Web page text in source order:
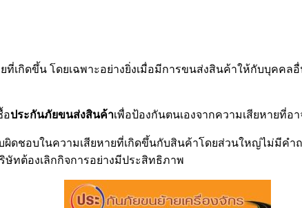
เกิดขึ้น โดยเฉพาะอย่างยิ่งเมื่อมีการขนส่งสินค้าให้กับบุคค
อประกันภัยขนส่งสินค้าเพื่อป้องกันตนเองจากความเสียหายที่อ
ผิดชอบในความเสียหายที่เกิดขึ้นกับสินค้าโดยส่วนใหญ่ไม่มีค
ทต้องเลิกกิจการอย่างมีประสิทธิภาพ